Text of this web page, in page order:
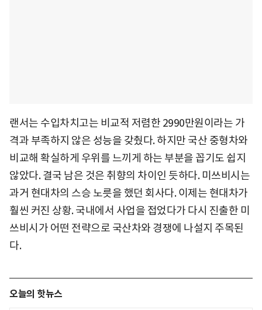
랜서는 수입차치고는 비교적 저렴한 2990만원이라는 가
격과 부족하지 않은 성능을 갖췄다. 하지만 국산 중형차와
비교해 확실하게 우위를 느끼게 하는 부분을 꼽기도 쉽지
않았다. 결국 남은 것은 취향의 차이인 듯하다. 미쓰비시는
과거 현대차의 스승 노릇을 했던 회사다. 이제는 현대차가
훨씬 커진 상황. 국내에서 사업을 접었다가 다시 진출한 미
쓰비시가 어떤 전략으로 국산차와 경쟁에 나설지 주목된
다.
오늘의 핫뉴스